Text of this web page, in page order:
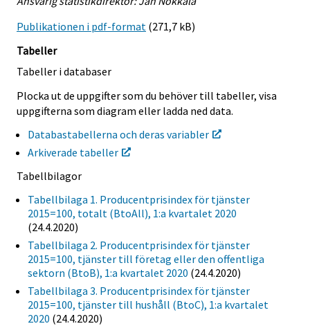
Publikationen i pdf-format (271,7 kB)
Tabeller
Tabeller i databaser
Plocka ut de uppgifter som du behöver till tabeller, visa
uppgifterna som diagram eller ladda ned data.
Databastabellerna och deras variabler
Arkiverade tabeller
Tabellbilagor
Tabellbilaga 1. Producentprisindex för tjänster
2015=100, totalt (BtoAll), 1:a kvartalet 2020
(24.4.2020)
Tabellbilaga 2. Producentprisindex för tjänster
2015=100, tjänster till företag eller den offentliga
sektorn (BtoB), 1:a kvartalet 2020 (24.4.2020)
Tabellbilaga 3. Producentprisindex för tjänster
2015=100, tjänster till hushåll (BtoC), 1:a kvartalet
2020 (24.4.2020)